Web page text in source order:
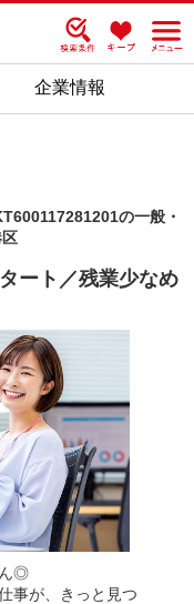
企業情報
の一般・
ート／残業少なめ
ん◎
事が、きっと見つ